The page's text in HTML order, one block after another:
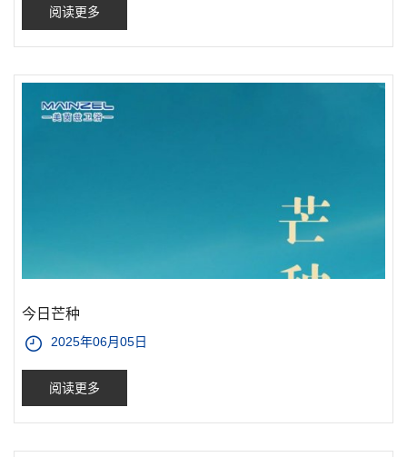
阅读更多
今日芒种
2025年06月05日
阅读更多